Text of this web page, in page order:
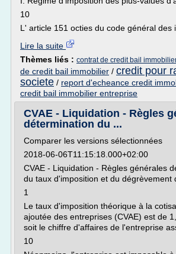
10
L' article 151 octies du code général des
Lire la suite
Thèmes liés : contrat de credit bail
de credit bail immobilier / credit pour
societe / report d'echeance credit
credit bail immobilier entreprise
CVAE - Liquidation - Règles
détermination du ...
Comparer les versions sélectionnées
2018-06-06T11:15:18.000+02:00
CVAE - Liquidation - Règles générales
du taux d'imposition et du dégrèvement
1
Le taux d'imposition théorique à la
ajoutée des entreprises (CVAE) est de
soit le chiffre d'affaires de l'entreprise
10